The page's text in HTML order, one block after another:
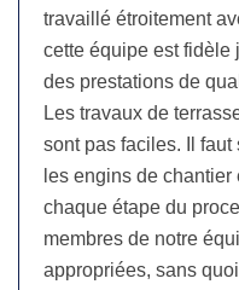
travaillé étroitement
cette équipe est fidèle
des prestations de
Les travaux de
sont pas faciles. Il
les engins de
chaque étape du
membres de notre
appropriées, sans